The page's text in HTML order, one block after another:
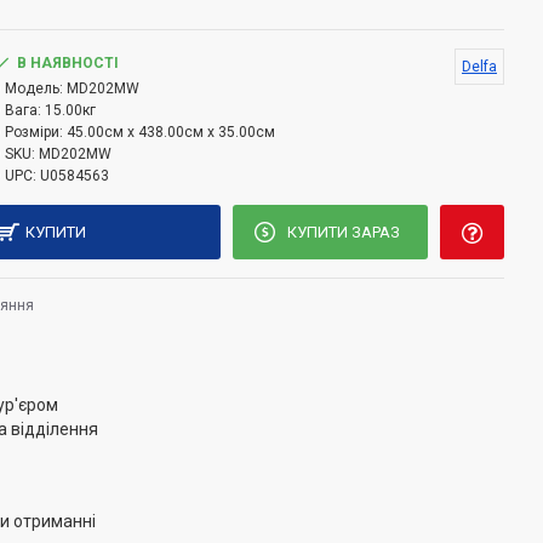
яким можна вибрати рівень потужності з 5
і встановити таймер до 35 хв.
MD202MW звуковий сигнал, який інформує про
В НАЯВНОСТІ
Модель: MD202MW
Вага: 15.00кг
Розміри: 45.00см x 438.00см x 35.00см
SKU: MD202MW
UPC: U0584563
Delfa
КУПИТИ КУПИТИ ЗАРАЗ
відділення
отриманні